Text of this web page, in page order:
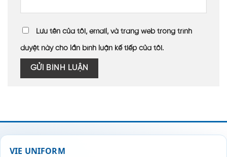
Lưu tên của tôi, email, và trang web trong trình
duyệt này cho lần bình luận kế tiếp của tôi.
VIE UNIFORM